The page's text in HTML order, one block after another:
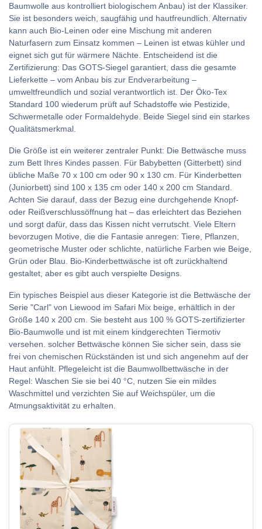
Baumwolle aus kontrolliert biologischem Anbau) ist der Klassiker.
Sie ist besonders weich, saugfähig und hautfreundlich. Alternativ
kann auch Bio-Leinen oder eine Mischung mit anderen
Naturfasern zum Einsatz kommen – Leinen ist etwas kühler und
eignet sich gut für wärmere Nächte. Entscheidend ist die
Zertifizierung: Das GOTS-Siegel garantiert, dass die gesamte
Lieferkette – vom Anbau bis zur Endverarbeitung –
umweltfreundlich und sozial verantwortlich ist. Der Öko-Tex
Standard 100 wiederum prüft auf Schadstoffe wie Pestizide,
Schwermetalle oder Formaldehyde. Beide Siegel sind ein starkes
Qualitätsmerkmal.
Die Größe ist ein weiterer zentraler Punkt: Die Bettwäsche muss
zum Bett Ihres Kindes passen. Für Babybetten (Gitterbett) sind
übliche Maße 70 x 100 cm oder 90 x 130 cm. Für Kinderbetten
(Juniorbett) sind 100 x 135 cm oder 140 x 200 cm Standard.
Achten Sie darauf, dass der Bezug eine durchgehende Knopf-
oder Reißverschlussöffnung hat – das erleichtert das Beziehen
und sorgt dafür, dass das Kissen nicht verrutscht. Viele Eltern
bevorzugen Motive, die die Fantasie anregen: Tiere, Pflanzen,
geometrische Muster oder schlichte, natürliche Farben wie Beige,
Grün oder Blau. Bio-Kinderbettwäsche ist oft zurückhaltend
gestaltet, aber es gibt auch verspielte Designs.
Ein typisches Beispiel aus dieser Kategorie ist die Bettwäsche der
Serie "Carl" von Liewood im Safari Mix beige, erhältlich in der
Größe 140 x 200 cm. Sie besteht aus 100 % GOTS-zertifizierter
Bio-Baumwolle und ist mit einem kindgerechten Tiermotiv
versehen. solcher Bettwäsche können Sie sicher sein, dass sie
frei von chemischen Rückständen ist und sich angenehm auf der
Haut anfühlt. Pflegeleicht ist die Baumwollbettwäsche in der
Regel: Waschen Sie sie bei 40 °C, nutzen Sie ein mildes
Waschmittel und verzichten Sie auf Weichspüler, um die
Atmungsaktivität zu erhalten.